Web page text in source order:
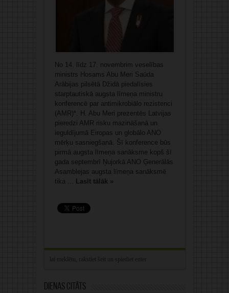
No 14. līdz 17. novembrim veselības
ministrs Hosams Abu Meri Saūda
Arābijas pilsētā Džidā piedalīsies
starptautiskā augsta līmeņa ministru
konferencē par antimikrobiālo rezistenci
(AMR)*. H. Abu Meri prezentēs Latvijas
pieredzi AMR risku mazināšanā un
ieguldījumā Eiropas un globālo ANO
mērķu sasniegšanā. Šī konference būs
pirmā augsta līmeņa sanāksme kopš šī
gada septembrī Ņujorkā ANO Ģenerālās
Asamblejas augsta līmeņa sanāksmē
tika ... Lasīt tālāk »
Dienas citāts